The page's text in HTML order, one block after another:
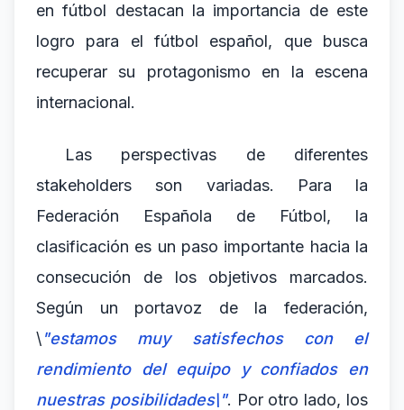
en fútbol destacan la importancia de este
logro para el fútbol español, que busca
recuperar su protagonismo en la escena
internacional.
Las perspectivas de diferentes
stakeholders son variadas. Para la
Federación Española de Fútbol, la
clasificación es un paso importante hacia la
consecución de los objetivos marcados.
Según un portavoz de la federación,
\"estamos muy satisfechos con el
rendimiento del equipo y confiados en
nuestras posibilidades\". Por otro lado, los